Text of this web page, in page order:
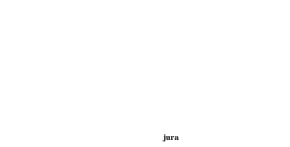
jura